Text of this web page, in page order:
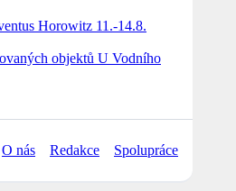
Horowitz 11.-14.8.
objektů U Vodního
O nás Redakce Spolupráce